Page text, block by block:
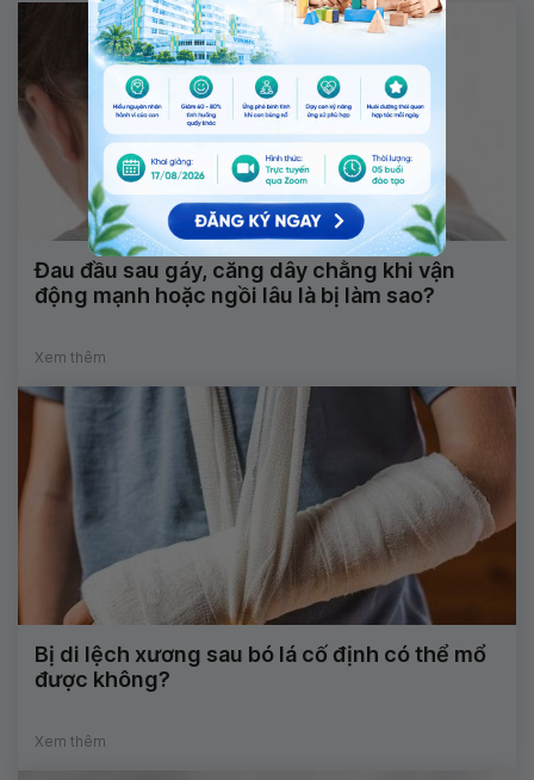
Đau đầu sau gáy, căng dây chằng khi vận
động mạnh hoặc ngồi lâu là bị làm sao?
Xem thêm
Bị di lệch xương sau bó lá cố định có thể mổ
được không?
Xem thêm